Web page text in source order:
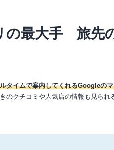
の最大手 旅先
タイムで案内してくれるGoogleの
のクチコミや人気店の情報も見られ